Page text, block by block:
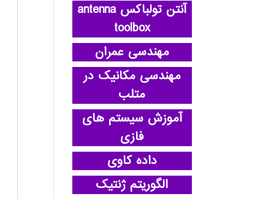
آنتن تولباکس antenna
toolbox
مهندسی عمران
مهندسی مکانیک در
متلب
آموزش سیستم های
فازی
داده کاوی
الگوریتم ژنتیک